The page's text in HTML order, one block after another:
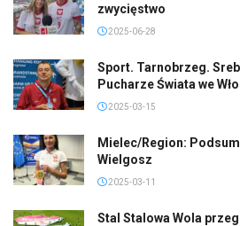
zwycięstwo
2025-06-28
Sport. Tarnobrzeg.
Pucharze Świata we
2025-03-15
Mielec/Region:
Wielgosz
2025-03-11
Stal Stalowa Wola